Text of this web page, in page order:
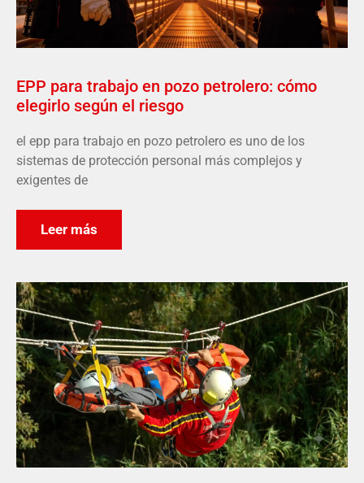
EPP para trabajo en pozo petrolero: cómo
elegirlo según el riesgo
el epp para trabajo en pozo petrolero es uno de los
sistemas de protección personal más complejos y
exigentes de
Leer más